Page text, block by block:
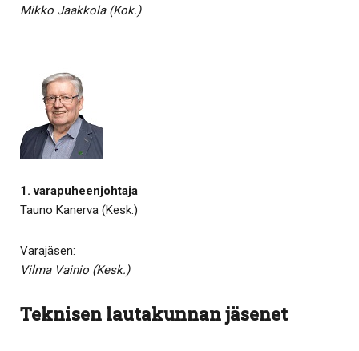
Mikko Jaakkola (Kok.)
1. varapuheenjohtaja
Tauno Kanerva (Kesk.)
Varajäsen:
Vilma Vainio (Kesk.)
Teknisen lautakunnan jäsenet